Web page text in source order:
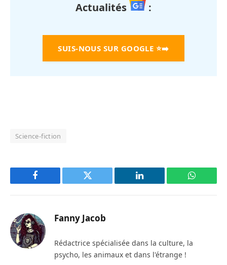
Actualités
:
SUIS-NOUS SUR GOOGLE ⭐➡️
Science-fiction
Facebook Twitter LinkedIn
Fanny Jacob
Rédactrice spécialisée dans la culture, la
psycho, les animaux et dans l'étrange !